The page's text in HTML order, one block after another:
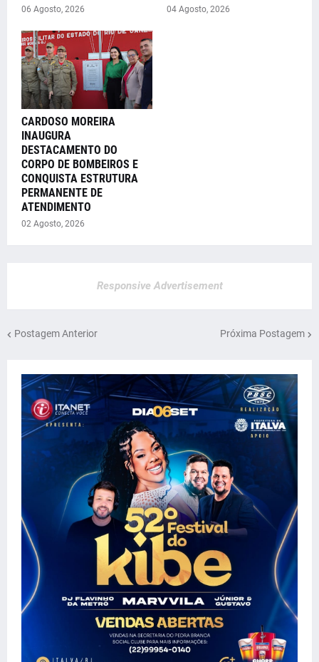
06 Agosto, 2026 04 Agosto, 2026
CARDOSO MOREIRA
INAUGURA
DESTACAMENTO DO
CORPO DE BOMBEIROS E
CONQUISTA ESTRUTURA
PERMANENTE DE
ATENDIMENTO
02 Agosto, 2026
Responsive Advertisement
Postagem Anterior Próxima Postagem